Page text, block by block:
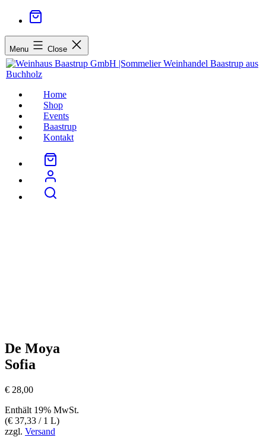
Menu Close
Home
Shop
Events
Baastrup
Kontakt
De Moya
Sofia
€ 28,00
Enthält 19% MwSt.
(€ 37,33 / 1 L)
zzgl. Versand